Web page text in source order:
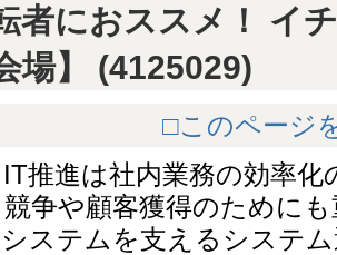
者におススメ！ イ
場】 (4125029)
□このページ
推進は社内業務の効率
争や顧客獲得のために
ステムを支えるシステ